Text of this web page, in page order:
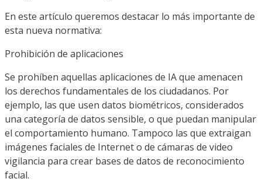
En este artículo queremos destacar lo más importante de
esta nueva normativa:
Prohibición de aplicaciones
Se prohíben aquellas aplicaciones de IA que amenacen
los derechos fundamentales de los ciudadanos. Por
ejemplo, las que usen datos biométricos, considerados
una categoría de datos sensible, o que puedan manipular
el comportamiento humano. Tampoco las que extraigan
imágenes faciales de Internet o de cámaras de video
vigilancia para crear bases de datos de reconocimiento
facial.